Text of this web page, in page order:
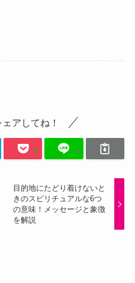
アしてね！
目的地にたどり着けないと
きのスピリチュアルな6つ
の意味！メッセージと象徴
を解説